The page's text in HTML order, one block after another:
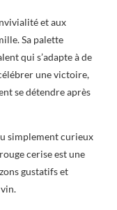
et aux
Sa palette
qui s’adapte à de
une victoire,
se détendre après
simplement curieux
cerise est une
gustatifs et